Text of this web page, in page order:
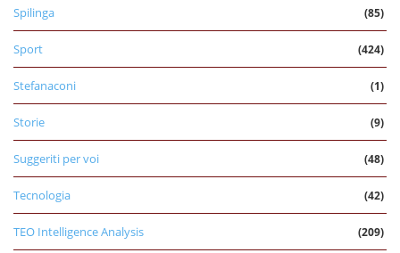
Spilinga (85)
Sport (424)
Stefanaconi (1)
Storie (9)
Suggeriti per voi (48)
Tecnologia (42)
TEO Intelligence Analysis (209)